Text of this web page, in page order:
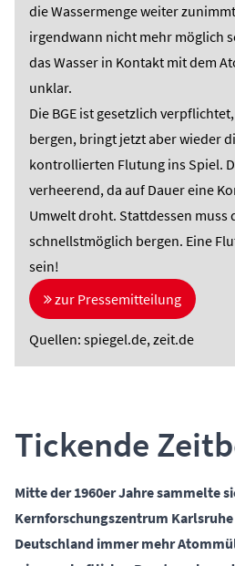
die Wassermenge weiter
irgendwann nicht mehr möglich
das Wasser in Kontakt mit dem
unklar.
Die BGE ist gesetzlich
bergen, bringt jetzt aber wieder
kontrollierten Flutung ins Spiel.
verheerend, da auf Dauer eine
Umwelt droht. Stattdessen muss
schnellstmöglich bergen. Eine
sein!
zur Pressemitteilung
Quellen: spiegel.de, zeit.de
Tickende
Mitte der 1960er Jahre sammelte
Kernforschungszentrum
Deutschland immer mehr